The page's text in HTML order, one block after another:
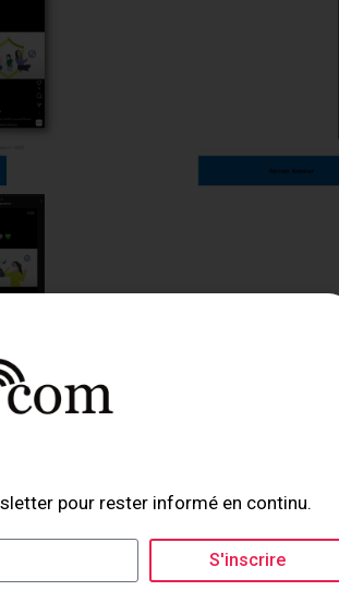
pour rester informé en continu.
S'inscrire